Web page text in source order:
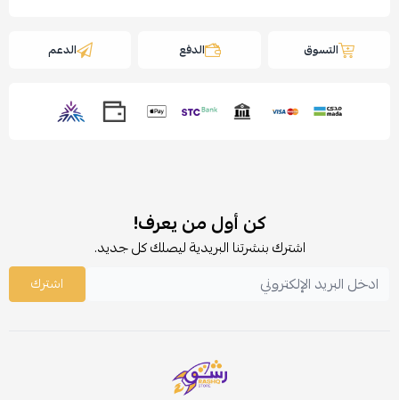
التسوق الدفع الدعم
كن أول من يعرف!
اشترك بنشرتنا البريدية ليصلك كل جديد.
اشترك